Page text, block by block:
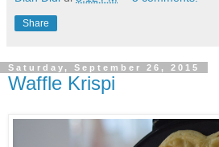
Share
Saturday, September 26, 2015
Waffle Krispi